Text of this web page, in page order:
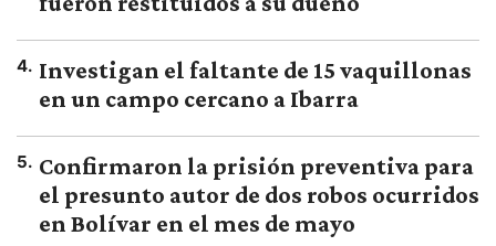
4. Investigan el faltante de 15 vaquillonas
en un campo cercano a Ibarra
5. Confirmaron la prisión preventiva para
el presunto autor de dos robos ocurridos
en Bolívar en el mes de mayo